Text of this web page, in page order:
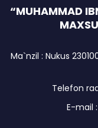
“MUHAMMAD
Ma`nzil : Nukus
Telefon
E-mail